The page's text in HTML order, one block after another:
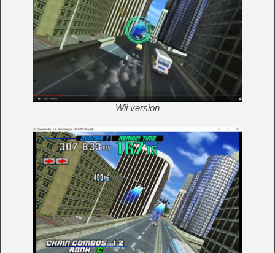
Wii version